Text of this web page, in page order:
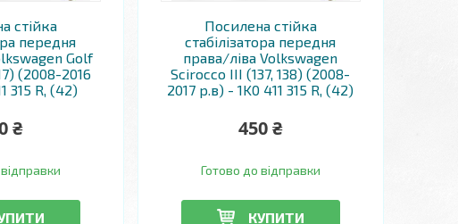
стійка
передня
Golf
(2008-2016
315 R, (42)
₴
Посилена стійка
стабілізатора передня
права/ліва Volkswagen
Scirocco III (137, 138) (2008-
2017 р.в) - 1K0 411 315 R, (42)
450 ₴
Готово до відправки
КУПИТИ